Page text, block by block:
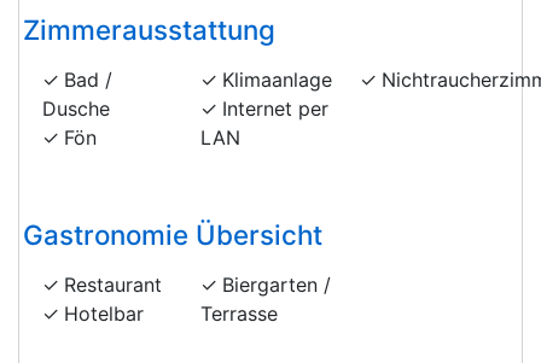
Zimmerausstattung
Bad /
Dusche
Fön
Klimaanlage
Internet per
LAN
Gastronomie Übersicht
Restaurant
Hotelbar
Biergarten /
Terrasse